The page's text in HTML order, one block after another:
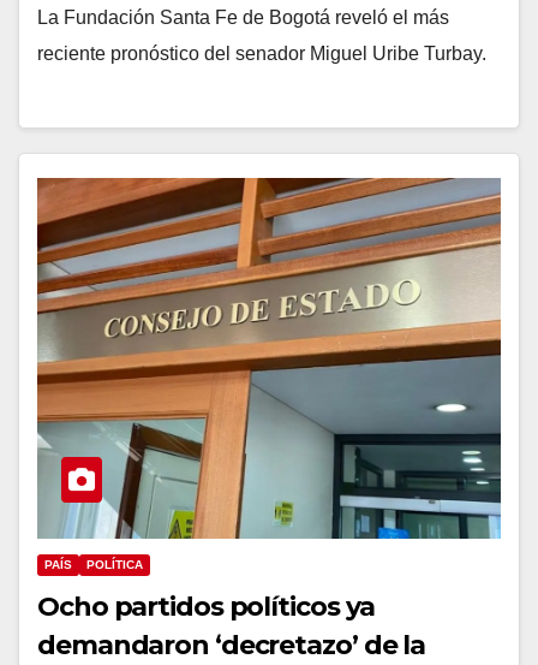
La Fundación Santa Fe de Bogotá reveló el más
reciente pronóstico del senador Miguel Uribe Turbay.
PAÍS POLÍTICA
Ocho partidos políticos ya
demandaron ‘decretazo’ de la